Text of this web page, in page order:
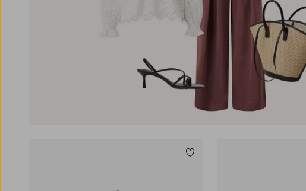
Tilføj til favoritter